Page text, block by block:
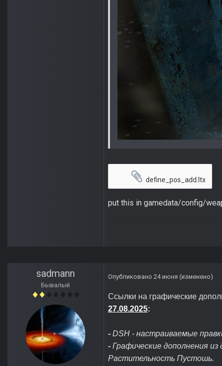
define_pos_add.ltx
put this in gamedata/config/
sadmann
Бывалый
Опубликовано 24 июня (изменено)
Ссылки на графические
27.08.2025:
- DSH - настраиваемые
- Графические дополнения
Растительность Пустошь.